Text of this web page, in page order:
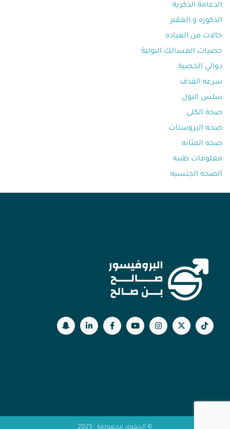
الدعامة الذكرية
الذكوره و العقم⁩
حالات من العياده⁩
حصيات المسالك البولية
دوالي الخصية
سرعه القذف⁩
سلس البول
صحة الكلى
صحه البروستات
صحه المثانه⁩
معلومات طبيه⁩
© الحقوق محفوظة . 2025